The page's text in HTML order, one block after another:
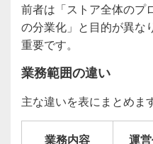
前者は「ストア全体のプ
の分業化」と目的が異な
重要です。
業務範囲の違い
主な違いを表にまとめます
業務内容 運